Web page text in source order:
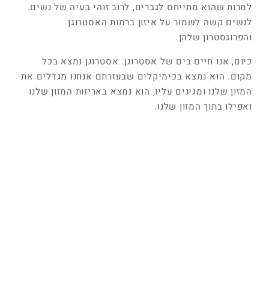
למרות שהוא מתייחס לגברים, לרוב זוהי בעיה של נשים.
לנשים קשה לשמור על איזון ברמות האסטרוגן
והפרוגסטרון שלהן.
כיום, אנו חיים בים של אסטרוגן. אסטרוגן נמצא בכל
מקום. הוא נמצא בכימיקלים שבעזרתם אנחנו מגדלים את
המזון שלנו ומגינים עליו, הוא נמצא באריזות המזון שלנו
ואפילו בתוך המזון שלנו.